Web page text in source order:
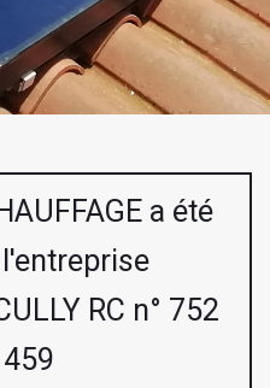
a été
RC n° 752